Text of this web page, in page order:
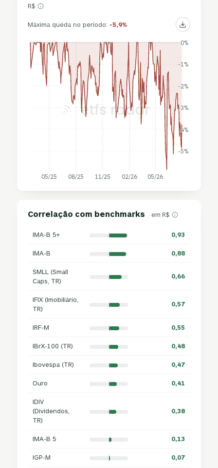
R$
Máxima queda no período: -5,9%
-5%
-4%
-3%
-2%
-1%
0%
05/25 08/25 11/25 02/26 05/26
Correlação com benchmarks · em R$
IMA-B 5+ 0,93
IMA-B 0,88
SMLL (Small
Caps, TR)
0,66
IFIX (Imobiliário,
TR)
0,57
IRF-M 0,55
IBrX-100 (TR) 0,48
Ibovespa (TR) 0,47
Ouro 0,41
IDIV
(Dividendos,
TR)
0,38
IMA-B 5 0,13
IGP-M 0,07